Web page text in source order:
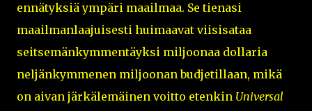
ennätyksiä ympäri maailmaa. Se tienasi
maailmanlaajuisesti huimaavat viisisataa
seitsemänkymmentäyksi miljoonaa dollaria
neljänkymmenen miljoonan budjetillaan, mikä
on aivan järkälemäinen voitto etenkin Universal